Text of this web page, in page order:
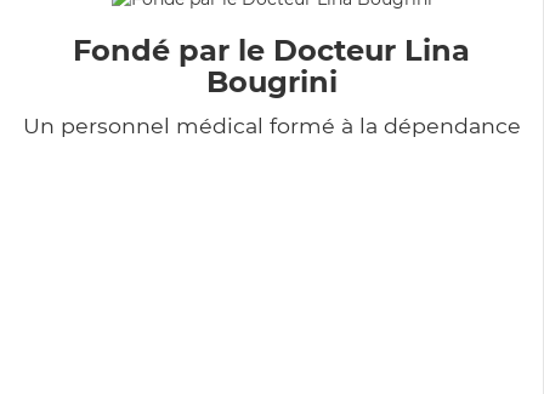
Fondé par le Docteur Lina
Bougrini
Un personnel médical formé à la dépendance